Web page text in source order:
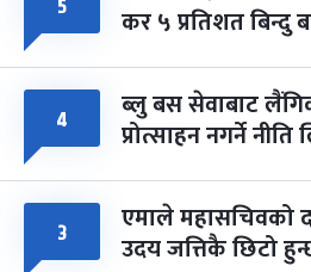
५ कर ५ प्रतिशत बिन्दु
४ ब्लु बस सेवाबाट
प्रोत्साहन नगर्ने नीति
३ एमाले महासचिवको
उदय जत्तिकै छिटो